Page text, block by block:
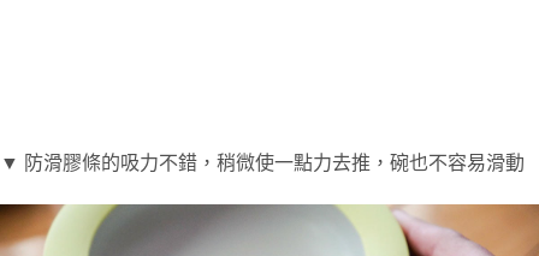
▼ 防滑膠條的吸力不錯，稍微使一點力去推，碗也不容易滑動